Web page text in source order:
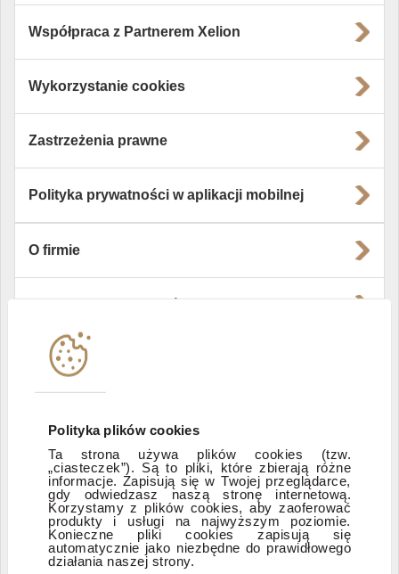
Polityka plików cookies
Ta strona używa plików cookies (tzw.
„ciasteczek”). Są to pliki, które zbierają różne
informacje. Zapisują się w Twojej przeglądarce,
gdy odwiedzasz naszą stronę internetową.
Korzystamy z plików cookies, aby zaoferować
produkty i usługi na najwyższym poziomie.
Konieczne pliki cookies zapisują się
automatycznie jako niezbędne do prawidłowego
działania naszej strony.
Współpraca z Partnerem Xelion
Wykorzystanie cookies
Zastrzeżenia prawne
Polityka prywatności w aplikacji mobilnej
O firmie
Instytucje współpracujące
Zastrzeżenia prawne
ESG